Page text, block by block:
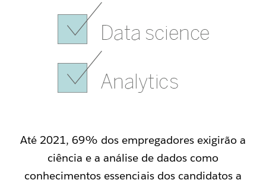
Até 2021, 69% dos empregadores exigirão a
ciência e a análise de dados como
conhecimentos essenciais dos candidatos a